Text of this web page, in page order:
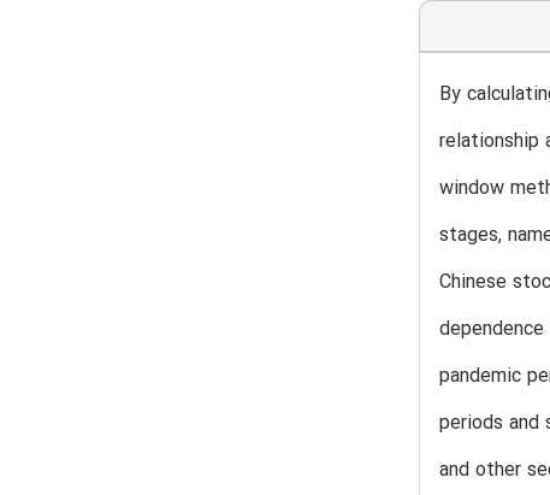
By
relationship
window
stages,
Chinese
pandemic
periods
and other